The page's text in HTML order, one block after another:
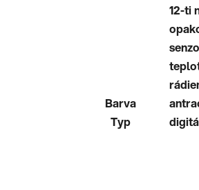
12-ti
Barva
Typ